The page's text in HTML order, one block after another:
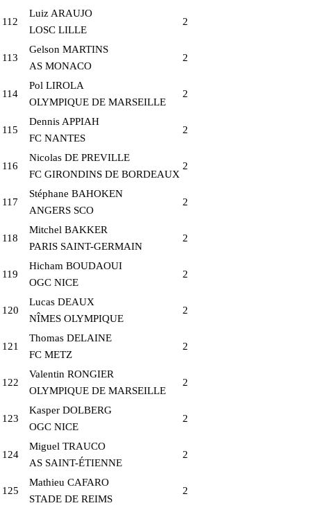
112
Luiz ARAUJO
LOSC LILLE
2
113
Gelson MARTINS
AS MONACO
2
114
Pol LIROLA
OLYMPIQUE DE MARSEILLE
2
115
Dennis APPIAH
FC NANTES
2
116
Nicolas DE PREVILLE
FC GIRONDINS DE BORDEAUX
2
117
Stéphane BAHOKEN
ANGERS SCO
2
118
Mitchel BAKKER
PARIS SAINT-GERMAIN
2
119
Hicham BOUDAOUI
OGC NICE
2
120
Lucas DEAUX
NÎMES OLYMPIQUE
2
121
Thomas DELAINE
FC METZ
2
122
Valentin RONGIER
OLYMPIQUE DE MARSEILLE
2
123
Kasper DOLBERG
OGC NICE
2
124
Miguel TRAUCO
AS SAINT-ÉTIENNE
2
125
Mathieu CAFARO
STADE DE REIMS
2